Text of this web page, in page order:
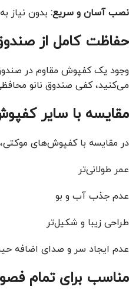
نصب آسان و سریع: بدون نیاز
حفاظت کامل از
وجود یک کفپوش مقاوم در
می‌کنید، کفی صندوق نانو
مقایسه با سایر
در مقایسه با کفپوش‌های
عمر طولانی‌تر
عدم جذب آب و بو
طراحی زیبا و شکیل‌تر
عدم ایجاد سر و صدای اضافه
مناسب برای تمام